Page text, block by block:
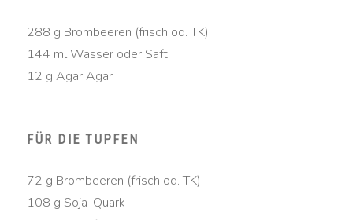
288 g Brombeeren (frisch od. TK)
144 ml Wasser oder Saft
12 g Agar Agar
FÜR DIE TUPFEN
72 g Brombeeren (frisch od. TK)
108 g Soja-Quark